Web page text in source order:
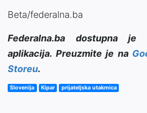
Beta/federalna.ba
Federalna.ba dostupna
aplikacija. Preuzmite je na
Storeu.
Slovenija Kipar prijateljska utakmica